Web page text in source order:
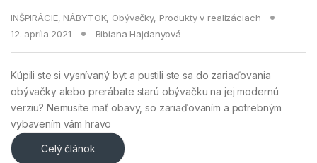
INŠPIRÁCIE, NÁBYTOK, Obývačky, Produkty v realizáciach
12. apríla 2021
Bibiana Hajdanyová
Kúpili ste si vysnívaný byt a pustili ste sa do zariaďovania
obývačky alebo prerábate starú obývačku na jej modernú
verziu? Nemusíte mať obavy, so zariaďovaním a potrebným
vybavením vám hravo
Celý článok